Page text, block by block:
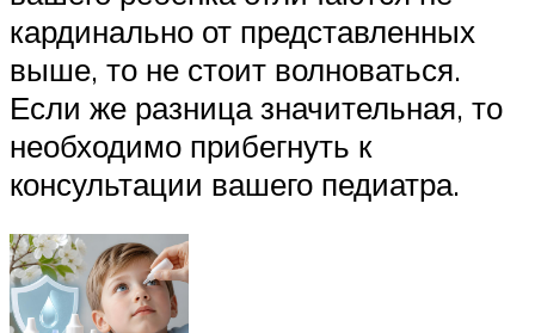
кардинально от представленных
выше, то не стоит волноваться.
Если же разница значительная, то
необходимо прибегнуть к
консультации вашего педиатра.